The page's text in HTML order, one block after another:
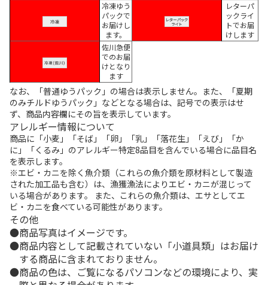
冷凍ゆう
パックで
お届けし
ます。
レターパ
ックライ
トでお届
けします
佐川急便
でのお届
けとなり
ます
なお、「普通ゆうパック」の場合は表示しません。また、「夏期
のみチルドゆうパック」などとなる場合は、記号での表示はせ
ず、商品内容欄にその旨を表示しています。
アレルギー情報について
商品に「小麦」「そば」「卵」「乳」「落花生」「えび」「か
に」「くるみ」のアレルギー特定8品目を含んでいる場合に品目名
を表示します。
※エビ・カニを除く魚介類（これらの魚介類を原材料として製造
された加工品も含む）は、漁獲漁法によりエビ・カニが混じって
いる場合があります。 また、これらの魚介類は、エサとしてエ
ビ・カニを食べている可能性があります。
その他
商品写真はイメージです。
商品内容として記載されていない「小道具類」はお届け
する商品に含まれておりません。
商品の色は、ご覧になるパソコンなどの環境により、実